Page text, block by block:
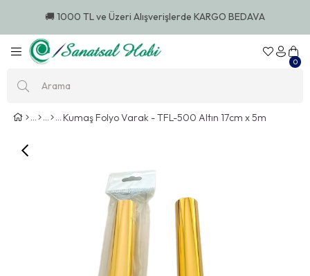
🚚 1000 TL ve Üzeri Alışverişlerde KARGO BEDAVA
0
Kumaş Folyo Varak - TFL-500 Altın 17cm x 5m